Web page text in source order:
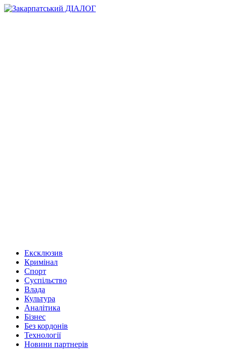
Ексклюзив
Кримінал
Спорт
Суспільство
Влада
Культура
Аналітика
Бізнес
Без кордонів
Технології
Новини партнерів